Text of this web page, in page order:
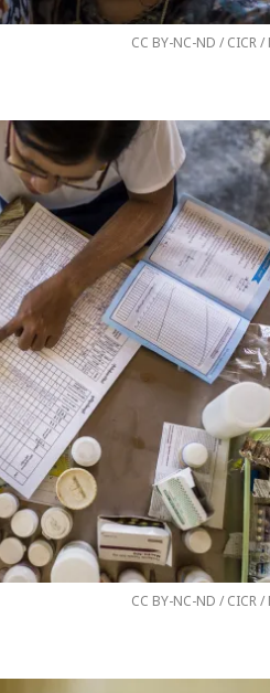
CC BY-NC-ND / CICR
CC BY-NC-ND / CICR